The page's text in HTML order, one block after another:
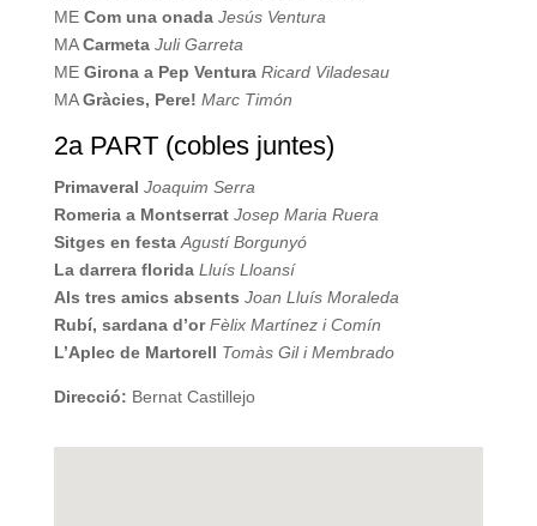
ME Com una onada Jesús Ventura
MACarmeta Juli Garreta
ME Girona a Pep Ventura Ricard Viladesau
MAGràcies, Pere! Marc Timón
2a PART (cobles juntes)
Primaveral Joaquim Serra
Romeria a Montserrat Josep Maria Ruera
Sitges en festa Agustí Borgunyó
La darrera florida Lluís Lloansí
Als tres amics absents Joan Lluís Moraleda
Rubí, sardana d’or Fèlix Martínez i Comín
L’Aplec de Martorell Tomàs Gil i Membrado
Direcció: Bernat Castillejo